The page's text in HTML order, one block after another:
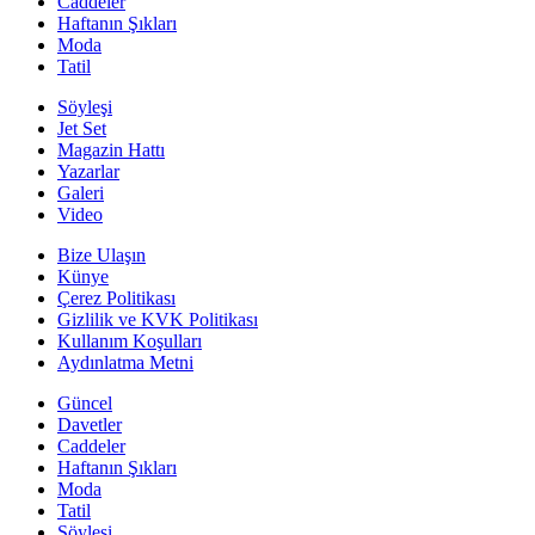
Haftanın Şıkları
Moda
Tatil
Söyleşi
Jet Set
Magazin Hattı
Yazarlar
Galeri
Video
Bize Ulaşın
Künye
Çerez Politikası
Gizlilik ve KVK Politikası
Kullanım Koşulları
Aydınlatma Metni
Güncel
Davetler
Caddeler
Haftanın Şıkları
Moda
Tatil